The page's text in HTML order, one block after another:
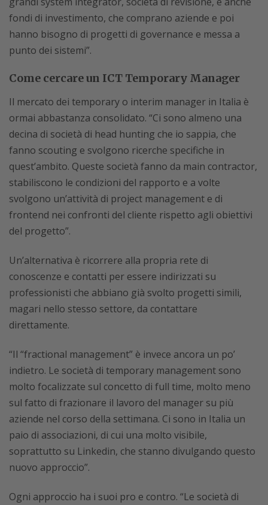
fondi di investimento, che comprano aziende e poi
hanno bisogno di progetti di governance e messa a
punto dei sistemi”.
Come cercare un ICT Temporary Manager
Il mercato dei temporary o interim manager in Italia è
ormai abbastanza consolidato. “Ci sono almeno una
decina di società di head hunting che io sappia, che
fanno scouting e svolgono ricerche specifiche in
quest’ambito. Queste società fanno da main contractor,
stabiliscono le condizioni del rapporto e a volte
svolgono un’attività di project management e di
frontend nei confronti del cliente rispetto agli obiettivi
del progetto”.
Un’alternativa è ricorrere alla propria rete di
conoscenze e contatti per essere indirizzati su
professionisti che abbiano già svolto progetti simili,
magari nello stesso settore, da contattare
direttamente.
“Il “fractional management” è invece ancora un po’
indietro. Le società di temporary management sono
molto focalizzate sul concetto di full time, molto meno
sul fatto di frazionare il lavoro del manager su più
aziende nel corso della settimana. Ci sono in Italia un
paio di associazioni, di cui una molto visibile,
soprattutto su Linkedin, che stanno divulgando questo
nuovo approccio”.
Ogni approccio ha i suoi pro e contro. “Le società di